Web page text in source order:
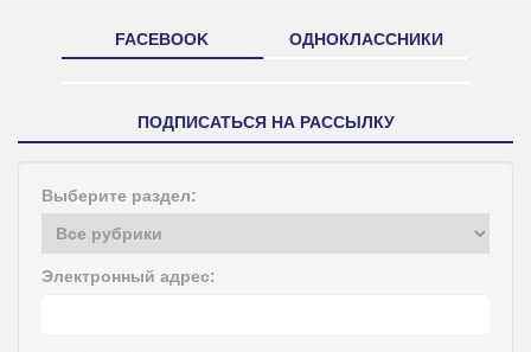
FACEBOOK ОДНОКЛАССНИКИ
ПОДПИСАТЬСЯ НА РАССЫЛКУ
Выберите раздел:
Электронный адрес: